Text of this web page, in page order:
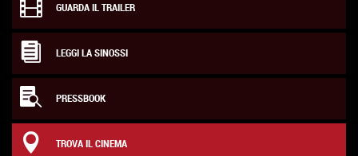
GUARDA IL TRAILER
LEGGI LA SINOSSI
PRESSBOOK
TROVA IL CINEMA